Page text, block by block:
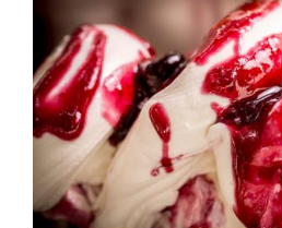
DETTAGLI